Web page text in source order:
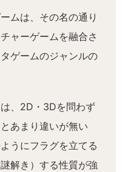
ムは、その名の通り
ャーゲームを融合さ
ゲームのジャンルの
、2D・3Dを問わず
あまり違いが無い
うにフラグを立てる
解き）する性質が強